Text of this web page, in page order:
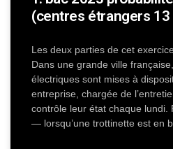
(centres étrangers
Les deux parties de cet
Dans une grande ville
électriques sont mises à
entreprise, chargée de
contrôle leur état chaque lundi.
— lorsqu’une trottinette est en